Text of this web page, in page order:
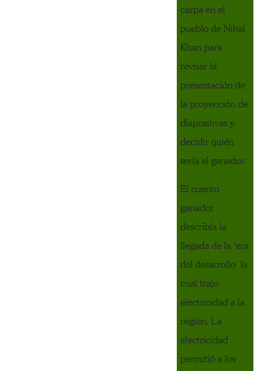
carpa en el
pueblo de Nihal
Khan para
revisar la
presentación de
la proyección de
diapositivas y
decidir quién
sería el ganador.
El cuento
ganador
describía la
llegada de la ‘era
del desarrollo’ la
cual trajo
electricidad a la
región. La
electricidad
permitió a los